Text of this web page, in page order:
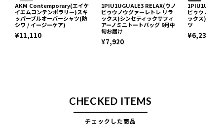
AKM Contemporary(エイケ
イエムコンテンポラリー)スキ
ッパープルオーバーシャツ(防
シワ / イージーケア)
¥11,110
1PIU1UGUALE3 RELAX(ウノ
ピゥウノウグァーレトレ リラ
ックス)シンセティックサフィ
アーノミニトートバッグ 9月中
旬お届け
¥7,920
ピゥウノウ
ックス)ネッ
ツ
¥6,237
CHECKED ITEMS
チェックした商品